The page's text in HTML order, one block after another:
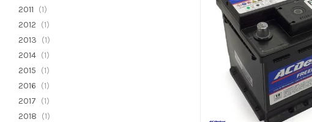
2011 (1)
2012 (1)
2013 (1)
2014 (1)
2015 (1)
2016 (1)
2017 (1)
2018 (1)